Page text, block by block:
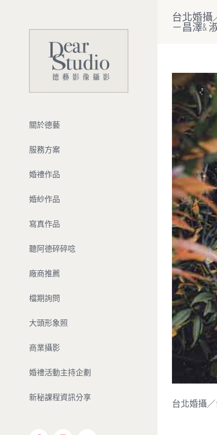
關於德藝
服務方案
婚禮作品
婚紗作品
寫真作品
聽阿德碎碎唸
廠商推薦
檔期詢問
大頭形象照
商業攝影
婚禮活動主持企劃
新秘課程資訊分享
台北婚攝
－昌澤&
View
Larger
Image
台北婚攝／